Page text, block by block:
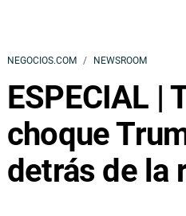
NEGOCIOS.COM NEWSROOM
ESPECIAL |
choque
detrás de la